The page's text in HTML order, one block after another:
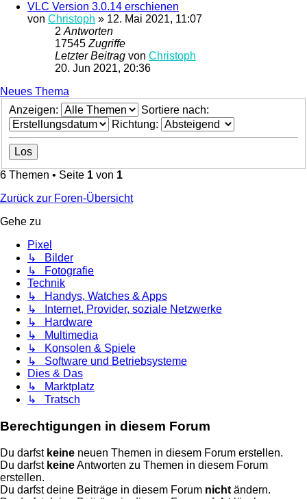
VLC Version 3.0.14 erschienen
von Christoph » 12. Mai 2021, 11:07
2Antworten
17545Zugriffe
Letzter Beitrag von Christoph
20. Jun 2021, 20:36
Neues Thema
Anzeigen:
Sortiere nach:
Richtung:
6 Themen • Seite 1 von 1
Zurück zur Foren-Übersicht
Gehe zu
Pixel
↳ Bilder
↳ Fotografie
Technik
↳ Handys, Watches & Apps
↳ Internet, Provider, soziale Netzwerke
↳ Hardware
↳ Multimedia
↳ Konsolen & Spiele
↳ Software und Betriebsysteme
Dies & Das
↳ Marktplatz
↳ Tratsch
Berechtigungen in diesem Forum
Du darfst keine neuen Themen in diesem Forum erstellen.
Du darfst keineAntworten zu Themen in diesem Forum
erstellen.
Du darfst deine Beiträge in diesem Forum nicht ändern.